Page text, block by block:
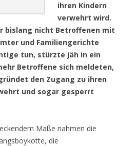
ihren Kindern
verwehrt wird.
bislang nicht Betroffenen mit
und Familiengerichte
tun, stürzte jäh in ein
Betroffene sich meldeten,
den Zugang zu ihren
und sogar gesperrt
Maße nahmen die
die